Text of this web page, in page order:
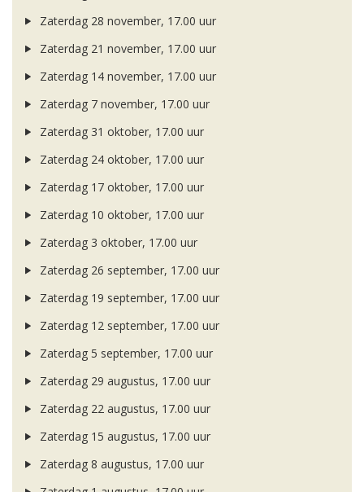
Zaterdag 28 november, 17.00 uur
Zaterdag 21 november, 17.00 uur
Zaterdag 14 november, 17.00 uur
Zaterdag 7 november, 17.00 uur
Zaterdag 31 oktober, 17.00 uur
Zaterdag 24 oktober, 17.00 uur
Zaterdag 17 oktober, 17.00 uur
Zaterdag 10 oktober, 17.00 uur
Zaterdag 3 oktober, 17.00 uur
Zaterdag 26 september, 17.00 uur
Zaterdag 19 september, 17.00 uur
Zaterdag 12 september, 17.00 uur
Zaterdag 5 september, 17.00 uur
Zaterdag 29 augustus, 17.00 uur
Zaterdag 22 augustus, 17.00 uur
Zaterdag 15 augustus, 17.00 uur
Zaterdag 8 augustus, 17.00 uur